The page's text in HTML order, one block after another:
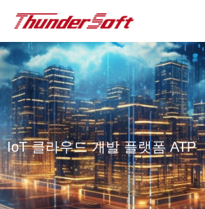
IoT 클라우드 개발 플랫폼 ATP